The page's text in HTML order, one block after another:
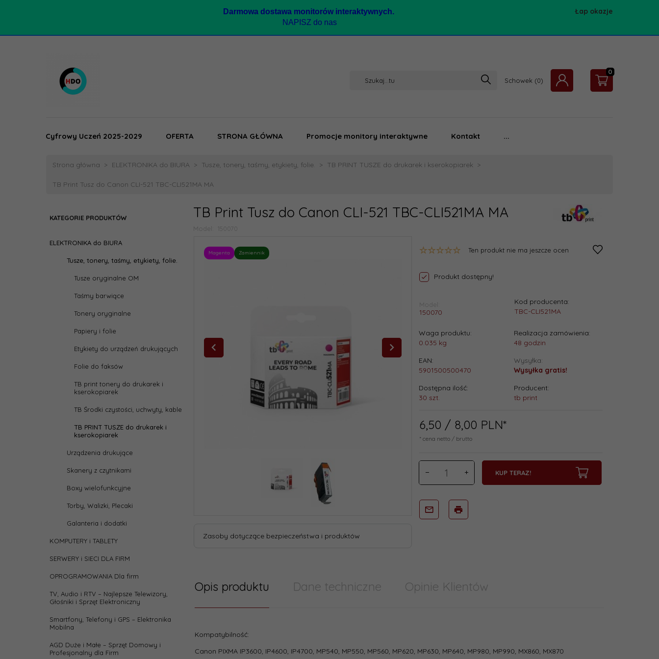
Darmowa dostawa monitorów interaktywnych.
NAPISZ do nas
Łap okazje
Schowek
0
Cyfrowy Uczeń 2025-2029 OFERTA STRONA GŁÓWNA Promocje monitory interaktywne Kontakt ...
Strona główna ELEKTRONIKA do BIURA Tusze, tonery, taśmy, etykiety, folie. TB PRINT TUSZE do drukarek i kserokopiarek
TB Print Tusz do Canon CLI-521 TBC-CLI521MA MA
KATEGORIE PRODUKTÓW
ELEKTRONIKA do BIURA
Tusze, tonery, taśmy, etykiety, folie.
Tusze oryginalne OM
Taśmy barwiące
Tonery oryginalne
Papiery i folie
Etykiety do urządzeń drukujących
Folie do faksów
TB print tonery do drukarek i
kserokopiarek
TB Środki czystości, uchwyty, kable
TB PRINT TUSZE do drukarek i
kserokopiarek
Urządzenia drukujące
Skanery z czytnikami
Boxy wielofunkcyjne
Torby, Walizki, Plecaki
Galanteria i dodatki
KOMPUTERY i TABLETY
SERWERY i SIECI DLA FIRM
OPROGRAMOWANIA Dla firm
TV, Audio i RTV – Najlepsze Telewizory,
Głośniki i Sprzęt Elektroniczny
Smartfony, Telefony i GPS – Elektronika
Mobilna
AGD Duże i Małe – Sprzęt Domowy i
Profesjonalny dla Firm
TB Print Tusz do Canon CLI-521 TBC-CLI521MA MA
Model: 150070
Magenta Zamiennik
Zasoby dotyczące bezpieczeństwa i produktów
Ten produkt nie ma jeszcze ocen
Produkt dostępny!
Model:
150070
Kod producenta:
TBC-CLI521MA
Waga produktu:
0.035 kg
Realizacja zamówienia:
48 godzin
EAN:
5901500500470
Wysyłka:
Wysyłka gratis!
Dostępna ilość:
30 szt.
Producent:
tb print
6,50 / 8,00 PLN*
* cena netto / brutto
KUP TERAZ!
Opis produktu Dane techniczne Opinie Klientów
Kompatybilność:
Canon PIXMA IP3600, IP4600, IP4700, MP540, MP550, MP560, MP620, MP630, MP640, MP980, MP990, MX860, MX870